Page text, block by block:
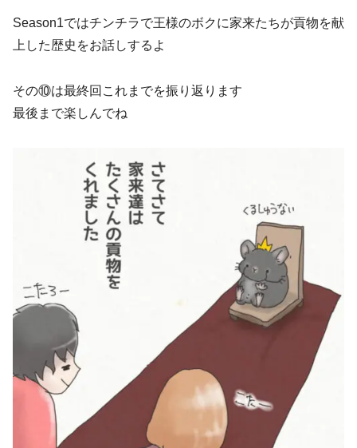
Season1ではチンチラで王様のボクに家来たちが貢物を献
上した歴史をお話しするよ
その⑩は最終回これまでを振り返ります
最後まで楽しんでね